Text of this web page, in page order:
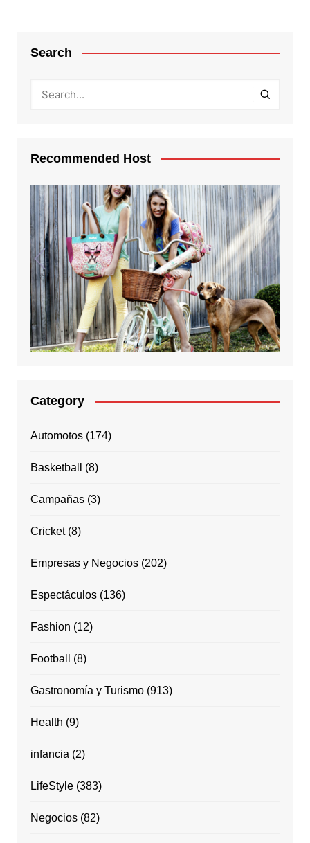
Search
Recommended Host
Category
Automotos(174)
Basketball (8)
Campañas(3)
Cricket(8)
Empresas y Negocios(202)
Espectáculos(136)
Fashion (12)
Football (8)
Gastronomía y Turismo(913)
Health (9)
infancia (2)
LifeStyle(383)
Negocios(82)